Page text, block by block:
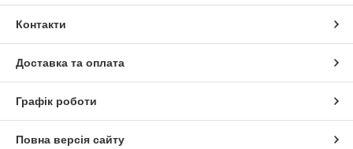
Контакти
Доставка та оплата
Графік роботи
Повна версія сайту